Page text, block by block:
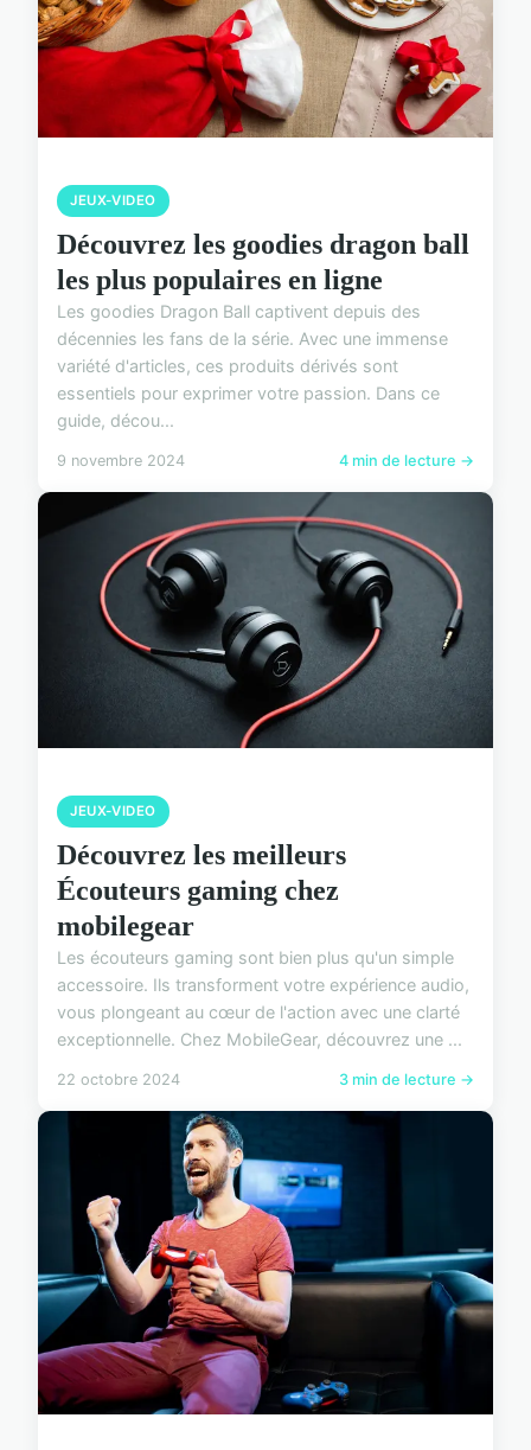
JEUX-VIDEO
Découvrez les goodies dragon ball
les plus populaires en ligne
Les goodies Dragon Ball captivent depuis des
décennies les fans de la série. Avec une immense
variété d'articles, ces produits dérivés sont
essentiels pour exprimer votre passion. Dans ce
guide, décou...
9 novembre 2024 4 min de lecture →
JEUX-VIDEO
Découvrez les meilleurs
Écouteurs gaming chez
mobilegear
Les écouteurs gaming sont bien plus qu'un simple
accessoire. Ils transforment votre expérience audio,
vous plongeant au cœur de l'action avec une clarté
exceptionnelle. Chez MobileGear, découvrez une ...
22 octobre 2024 3 min de lecture →